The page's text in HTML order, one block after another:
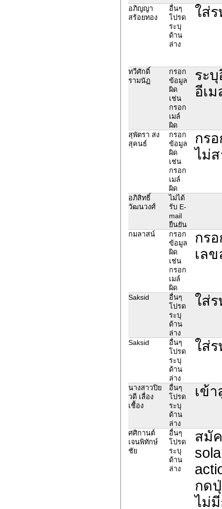
อภิญญา
สร้อยทอง
อื่นๆ
โปรด
ระบุ
ด้าน
ล่าง
ใส่
ทวีศักดิ์
รามนัฏ
กรอก
ข้อมูล
ผิด
เช่น
กรอก
เมล์
ผิด
ระ
อีเม
สุพัตรา สง
สุคนธ์
กรอก
ข้อมูล
ผิด
เช่น
กรอก
เมล์
ผิด
กร
ไม่
อภิสิทธิ์
วัฒนวงศ์
ไม่ได้
รับ E-
mail
ยืนยัน
กมลาสน์
กรอก
ข้อมูล
ผิด
เช่น
กรอก
เมล์
ผิด
กร
เล
Saksid
อื่นๆ
โปรด
ระบุ
ด้าน
ล่าง
ใส่
Saksid
อื่นๆ
โปรด
ระบุ
ด้าน
ล่าง
ใส่
นางสาวปิย
วดี เลื่อง
เชื้อง
อื่นๆ
โปรด
ระบุ
ด้าน
ล่าง
เข้
ศศิกานต์
เจนพิทักษ์
ชัย
อื่นๆ
โปรด
ระบุ
ด้าน
ล่าง
สมั
กด
ไม่